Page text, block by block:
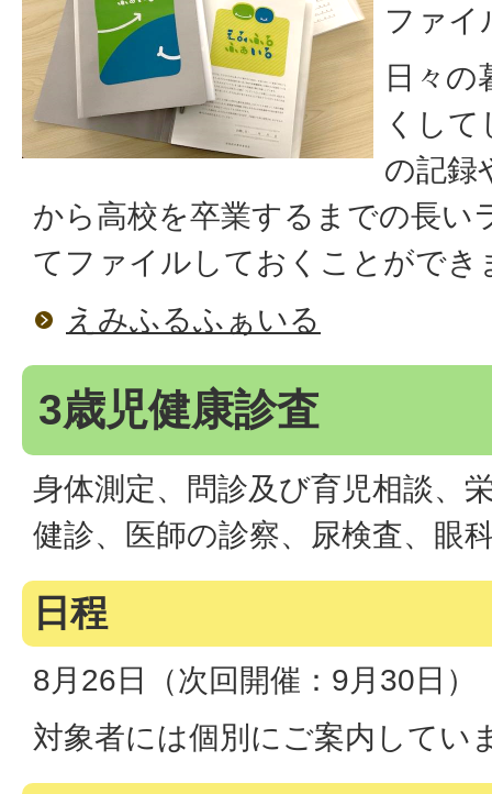
ファイ
日々の
くし
の記録
から高校を卒業するまでの長い
てファイルしておくことができ
えみふるふぁいる
3歳児健康診査
身体測定、問診及び育児相談、
健診、医師の診察、尿検査、眼
日程
8月26日（次回開催：9月30日）
対象者には個別にご案内してい